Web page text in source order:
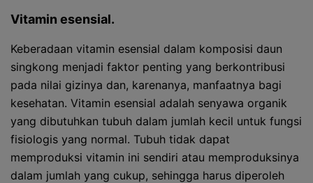
Vitamin esensial.
Keberadaan vitamin esensial dalam komposisi daun
singkong menjadi faktor penting yang berkontribusi
pada nilai gizinya dan, karenanya, manfaatnya bagi
kesehatan. Vitamin esensial adalah senyawa organik
yang dibutuhkan tubuh dalam jumlah kecil untuk fungsi
fisiologis yang normal. Tubuh tidak dapat
memproduksi vitamin ini sendiri atau memproduksinya
dalam jumlah yang cukup, sehingga harus diperoleh